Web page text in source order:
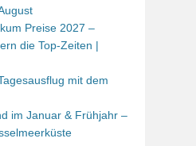
Preise 2027 –
die Top-Zeiten |
mit dem
im Januar & Frühjahr –